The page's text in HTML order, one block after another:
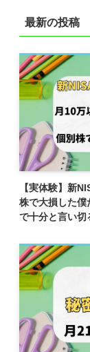
最新の投稿
【実体験】新
株で大損した僕
で十分と言い切